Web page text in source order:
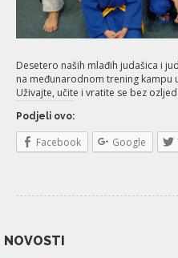
Desetero naših mlađih judašica i
na međunarodnom trening kampu
Uživajte, učite i vratite se bez
Podjeli ovo:
Facebook Google
NOVOSTI